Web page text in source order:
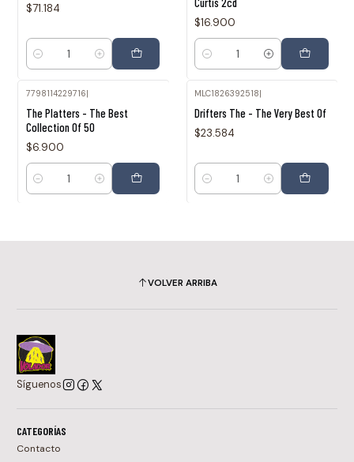
$71.184
Cantidad
$16.900
Cantidad
7798114229716|
The Platters - The Best
Collection Of 50
$6.900
Cantidad
MLC1826392518|
Drifters The - The Very Best Of
$23.584
Cantidad
VOLVER ARRIBA
Síguenos
CATEGORÍAS
Contacto